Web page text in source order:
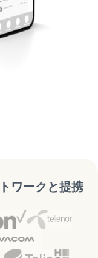
ワークと提携